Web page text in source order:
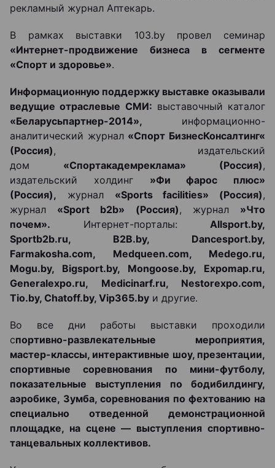
рекламный журнал Аптекарь.
В рамках выставки 103.by провел семинар
«Интернет-продвижение бизнеса в сегменте
«Спорт и здоровье».
Информационную поддержку выставке оказывали
ведущие отраслевые СМИ: выставочный каталог
«Беларусьпартнер-2014», информационно-
аналитический журнал «Спорт БизнесКонсалтинг«
(Россия), издательский
дом «Спортакадемреклама» (Россия),
издательский холдинг »Фи фарос плюс»
(Россия), журнал «Sports facilities» (Россия),
журнал «Sport b2b» (Россия), журнал »Что
почем». Интернет-порталы: Allsport.by,
Sportb2b.ru, B2B.by, Dancesport.by,
Farmakosha.com, Medqueen.com, Medego.ru,
Mogu.by, Bigsport.by, Mongoose.by, Expomap.ru,
Generalexpo.ru, Medicinarf.ru, Nestorexpo.com,
Tio.by, Chatoff.by, Vip365.by и другие.
Во все дни работы выставки проходили
спортивно-развлекательные мероприятия,
мастер-классы, интерактивные шоу, презентации,
спортивные соревнования по мини-футболу,
показательные выступления по бодибилдингу,
аэробике, Зумба, соревнования по фехтованию на
специально отведенной демонстрационной
площадке, на сцене — выступления спортивно-
танцевальных коллективов.